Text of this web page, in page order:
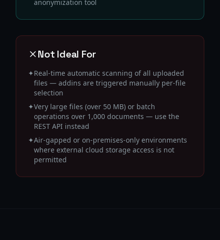
anonymization tool
Not Ideal For
✦Real-time automatic scanning of all uploaded
files — addins are triggered manually per-file
selection
✦Very large files (over 50 MB) or batch
operations over 1,000 documents — use the
REST API instead
✦Air-gapped or on-premises-only environments
where external cloud storage access is not
permitted